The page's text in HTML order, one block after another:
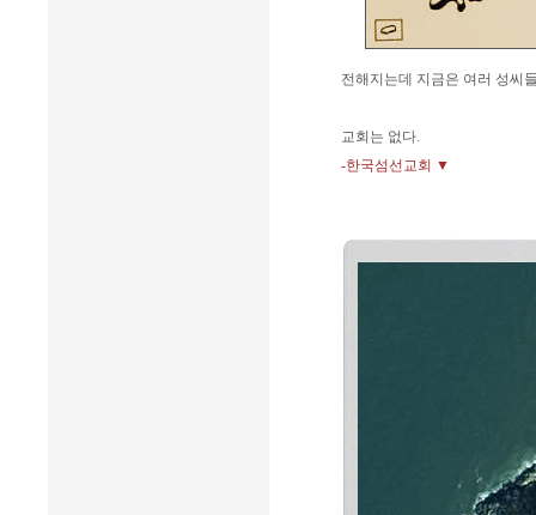
전해지는데 지금은 여러 성씨
교회는 없다.
-한국섬선교회 ▼